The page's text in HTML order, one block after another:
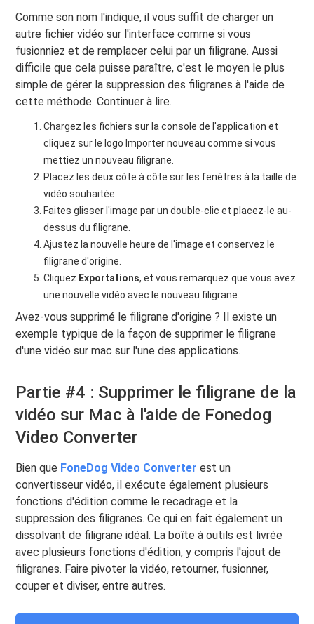
Comme son nom l'indique, il vous suffit de charger un
autre fichier vidéo sur l'interface comme si vous
fusionniez et de remplacer celui par un filigrane. Aussi
difficile que cela puisse paraître, c'est le moyen le plus
simple de gérer la suppression des filigranes à l'aide de
cette méthode. Continuer à lire.
Chargez les fichiers sur la console de l'application et
cliquez sur le logo Importer nouveau comme si vous
mettiez un nouveau filigrane.
Placez les deux côte à côte sur les fenêtres à la taille de
vidéo souhaitée.
Faites glisser l'image par un double-clic et placez-le au-
dessus du filigrane.
Ajustez la nouvelle heure de l'image et conservez le
filigrane d'origine.
Cliquez Exportations, et vous remarquez que vous avez
une nouvelle vidéo avec le nouveau filigrane.
Avez-vous supprimé le filigrane d'origine ? Il existe un
exemple typique de la façon de supprimer le filigrane
d'une vidéo sur mac sur l'une des applications.
Partie #4 : Supprimer le filigrane de la
vidéo sur Mac à l'aide de Fonedog
Video Converter
Bien que FoneDog Video Converter est un
convertisseur vidéo, il exécute également plusieurs
fonctions d'édition comme le recadrage et la
suppression des filigranes. Ce qui en fait également un
dissolvant de filigrane idéal. La boîte à outils est livrée
avec plusieurs fonctions d'édition, y compris l'ajout de
filigranes. Faire pivoter la vidéo, retourner, fusionner,
couper et diviser, entre autres.